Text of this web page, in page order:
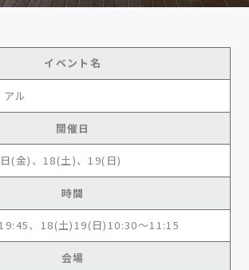
イベント名
ル
開催日
(金)、18(土)、19(日)
時間
、18(土)19(日)10:30～11:15
会場